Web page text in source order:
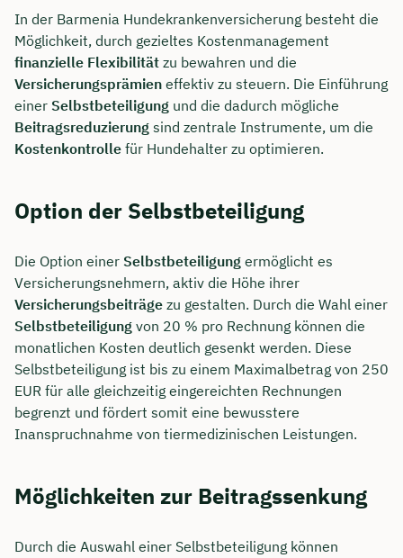
In der Barmenia Hundekrankenversicherung besteht die
Möglichkeit, durch gezieltes Kostenmanagement
finanzielle Flexibilität zu bewahren und die
Versicherungsprämien effektiv zu steuern. Die Einführung
einer Selbstbeteiligung und die dadurch mögliche
Beitragsreduzierung sind zentrale Instrumente, um die
Kostenkontrolle für Hundehalter zu optimieren.
Option der Selbstbeteiligung
Die Option einer Selbstbeteiligung ermöglicht es
Versicherungsnehmern, aktiv die Höhe ihrer
Versicherungsbeiträge zu gestalten. Durch die Wahl einer
Selbstbeteiligung von 20 % pro Rechnung können die
monatlichen Kosten deutlich gesenkt werden. Diese
Selbstbeteiligung ist bis zu einem Maximalbetrag von 250
EUR für alle gleichzeitig eingereichten Rechnungen
begrenzt und fördert somit eine bewusstere
Inanspruchnahme von tiermedizinischen Leistungen.
Möglichkeiten zur Beitragssenkung
Durch die Auswahl einer Selbstbeteiligung können